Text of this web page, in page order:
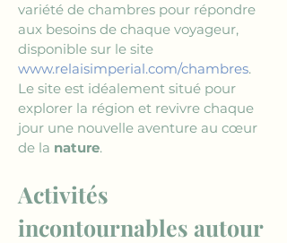
variété de chambres pour répondre
aux besoins de chaque voyageur,
disponible sur le site
www.relaisimperial.com/chambres.
Le site est idéalement situé pour
explorer la région et revivre chaque
jour une nouvelle aventure au cœur
de la nature.
Activités
incontournables autour